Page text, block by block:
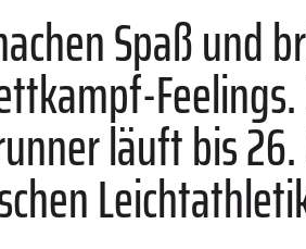
Spaß und
Feelings.
läuft bis